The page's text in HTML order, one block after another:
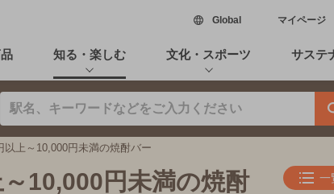
Global新しいウィンドウで開
マイページ
知る・楽しむ 文化・スポーツ サステ
上～10,000円未満の焼酎バー
10,000円未満の焼酎
一